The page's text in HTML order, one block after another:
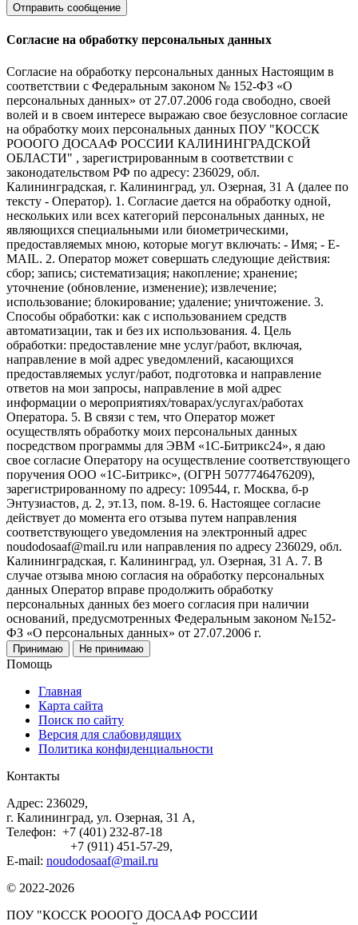
Согласие на обработку персональных данных
Согласие на обработку персональных данных Настоящим в
соответствии с Федеральным законом № 152-ФЗ «О
персональных данных» от 27.07.2006 года свободно, своей
волей и в своем интересе выражаю свое безусловное согласие
на обработку моих персональных данных ПОУ "КОССК
РОООГО ДОСААФ РОССИИ КАЛИНИНГРАДСКОЙ
ОБЛАСТИ" , зарегистрированным в соответствии с
законодательством РФ по адресу: 236029, обл.
Калининградская, г. Калининград, ул. Озерная, 31 А (далее по
тексту - Оператор). 1. Согласие дается на обработку одной,
нескольких или всех категорий персональных данных, не
являющихся специальными или биометрическими,
предоставляемых мною, которые могут включать: - Имя; - E-
MAIL. 2. Оператор может совершать следующие действия:
сбор; запись; систематизация; накопление; хранение;
уточнение (обновление, изменение); извлечение;
использование; блокирование; удаление; уничтожение. 3.
Способы обработки: как с использованием средств
автоматизации, так и без их использования. 4. Цель
обработки: предоставление мне услуг/работ, включая,
направление в мой адрес уведомлений, касающихся
предоставляемых услуг/работ, подготовка и направление
ответов на мои запросы, направление в мой адрес
информации о мероприятиях/товарах/услугах/работах
Оператора. 5. В связи с тем, что Оператор может
осуществлять обработку моих персональных данных
посредством программы для ЭВМ «1С-Битрикс24», я даю
свое согласие Оператору на осуществление соответствующего
поручения ООО «1С-Битрикс», (ОГРН 5077746476209),
зарегистрированному по адресу: 109544, г. Москва, б-р
Энтузиастов, д. 2, эт.13, пом. 8-19. 6. Настоящее согласие
действует до момента его отзыва путем направления
соответствующего уведомления на электронный адрес
noudodosaaf@mail.ru или направления по адресу 236029, обл.
Калининградская, г. Калининград, ул. Озерная, 31 А. 7. В
случае отзыва мною согласия на обработку персональных
данных Оператор вправе продолжить обработку
персональных данных без моего согласия при наличии
оснований, предусмотренных Федеральным законом №152-
ФЗ «О персональных данных» от 27.07.2006 г.
Принимаю Не принимаю
Помощь
Главная
Карта сайта
Поиск по сайту
Версия для слабовидящих
Политика конфиденциальности
Контакты
Адрес: 236029,
г. Калининград, ул. Озерная, 31 А,
Телефон: +7 (401) 232-87-18
+7 (911) 451-57-29,
E-mail: noudodosaaf@mail.ru
© 2022-2026
ПОУ "КОССК РОООГО ДОСААФ РОССИИ